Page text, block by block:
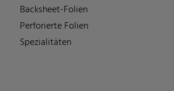
Backsheet-Folien
Perforierte Folien
Spezialitäten